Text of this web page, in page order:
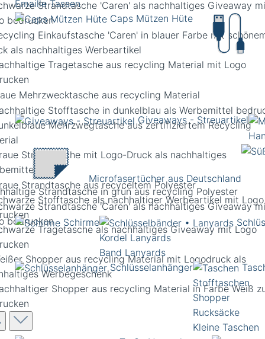
Emaille Tassen
Caps Mützen Hüte
Giveaways - Streuartikel
Microfasertücher aus Deutschland
Schirme
Kordel Lanyards
Band Lanyards
Schlüsselanhänger
Stofftaschen
Shopper
Rucksäcke
Kleine Taschen
Strandtasche in grün aus recycling Polyester